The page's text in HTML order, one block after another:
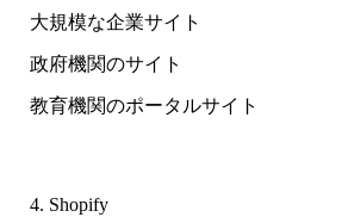
大規模な企業サイト
政府機関のサイト
教育機関のポータルサイト
4. Shopify